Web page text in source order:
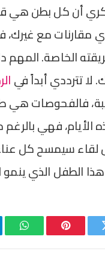
أن كل بطن هي
مقارنات مع
الخاصة. المهم
تترددي أبداً في
فالفحوصات هي
الأيام، فهي
لقاء سيمسح كل
هذا الطفل الذي
بينتيريست